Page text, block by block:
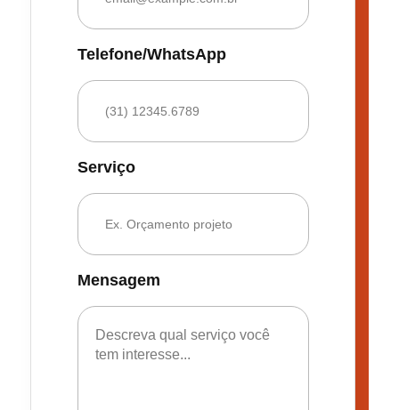
Telefone/WhatsApp
Serviço
Mensagem